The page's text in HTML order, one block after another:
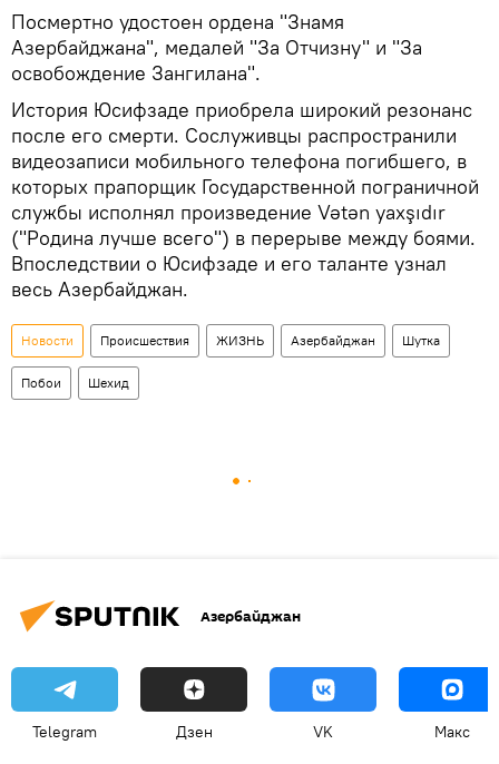
Посмертно удостоен ордена "Знамя
Азербайджана", медалей "За Отчизну" и "За
освобождение Зангилана".
История Юсифзаде приобрела широкий резонанс
после его смерти. Сослуживцы распространили
видеозаписи мобильного телефона погибшего, в
которых прапорщик Государственной пограничной
службы исполнял произведение Vətən yaxşıdır
("Родина лучше всего") в перерыве между боями.
Впоследствии о Юсифзаде и его таланте узнал
весь Азербайджан.
Новости Происшествия ЖИЗНЬ Азербайджан Шутка
Побои Шехид
Азербайджан
Telegram Дзен VK Макс